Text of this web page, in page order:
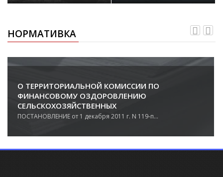
НОРМАТИВКА
О ТЕРРИТОРИАЛЬНОЙ КОМИССИИ ПО
ФИНАНСОВОМУ ОЗДОРОВЛЕНИЮ
СЕЛЬСКОХОЗЯЙСТВЕННЫХ
ТОВАРОПРОИЗВОДИТЕЛЕЙ
ПОСТАНОВЛЕНИЕ от 1 декабря 2011 г. N 119-п...